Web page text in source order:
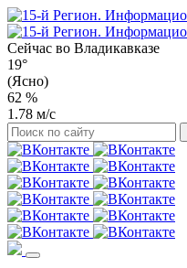
Сейчас во Владикавказе
19°
(Ясно)
62 %
1.78 м/с